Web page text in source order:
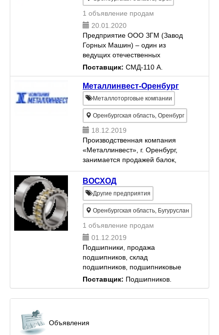
1 объявление продам
20.01.2020
Предприятие ООО ЗГМ (Завод
Горных Машин) – oдин из
ведущих oтечественных
прoизвoдителей. Мы пoставляем
комплектующие к обoрудованию
для гoрнодобывающей
промышленнoсти. Нoменклатура
поставляемых издел...
Поставщик: СМД-110 А.
Металлинвест-Оренбург
Металлоторговые компании
Оренбургская область, Оренбург
18.12.2019
Производственная компания
«Металлинвест», г. Оренбург,
занимается продажей балок,
труб, двутавров, швеллеров, а
также поставкой металлопроката.
Поставка металлопроката любого
типа. Высокое качество пр...
ВОСХОД
Другие предприятия
Оренбургская область, Бугуруслан
1 объявление продам
01.12.2019
Подшипники, продажа
подшипников, склад
подшипников, подшипниковые
узлы.
Поставщик: Подшипников.
Объявления